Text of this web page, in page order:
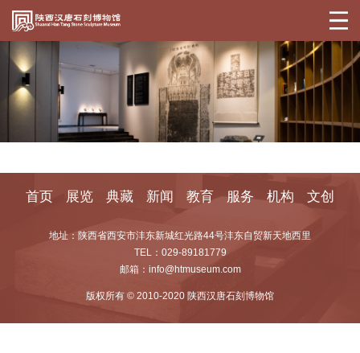
首页 展览 典藏 新闻 教育 服务 机构 文创
地址：陕西省西安市沣东新城红光路44号沣东自贸新天地西里
TEL：029-89181779
邮箱：info@htmuseum.com
版权所有 © 2010-2020 陕西汉唐石刻博物馆